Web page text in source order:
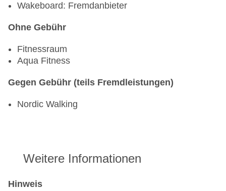
Wakeboard: Fremdanbieter
Ohne Gebühr
Fitnessraum
Aqua Fitness
Gegen Gebühr (teils Fremdleistungen)
Nordic Walking
Weitere Informationen
Hinweis